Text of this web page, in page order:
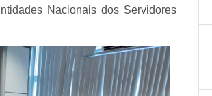
Nacionais dos Servidores